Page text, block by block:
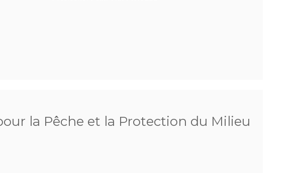
la Pêche et la Protection du Milieu